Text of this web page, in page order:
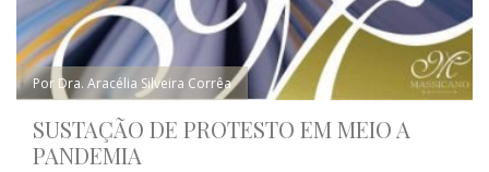
Por Dra. Aracélia Silveira Corrêa
SUSTAÇÃO DE PROTESTO EM MEIO A
PANDEMIA